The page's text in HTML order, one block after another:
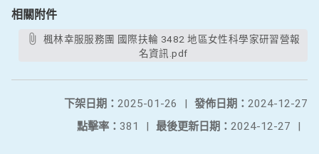
相關附件
名資訊.pdf
發佈日期： 2024-12-27
下架日期： 2025-01-26
|
最後更新日期： 2024-12-27 |
點擊率： 381 |